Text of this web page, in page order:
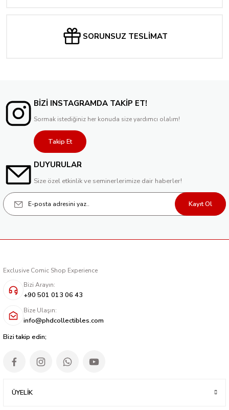
SORUNSUZ TESLİMAT
BİZİ INSTAGRAMDA TAKİP ET!
Sormak istediğiniz her konuda size yardımcı olalım!
Takip Et
DUYURULAR
Size özel etkinlik ve seminerlerimize dair haberler!
Kayıt Ol
Exclusive Comic Shop Experience
Bizi Arayın:
+90 501 013 06 43
Bize Ulaşın:
info@phdcollectibles.com
Bizi takip edin;
ÜYELİK